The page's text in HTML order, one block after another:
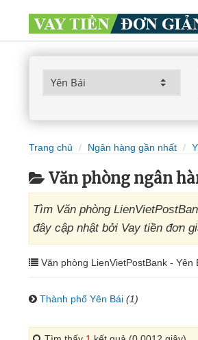
Trang chủ Ngân hàng gần nhất
Văn phòng ngân
Tìm Văn phòng
đây cập nhật bởi Vay tiền đơn
Văn phòng LienVietPostBank - Yên
Thành phố Yên Bái (1)